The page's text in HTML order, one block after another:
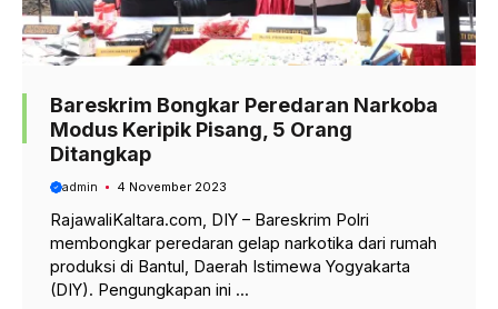
Bareskrim Bongkar Peredaran Narkoba
Modus Keripik Pisang, 5 Orang
Ditangkap
admin 4 November 2023
RajawaliKaltara.com, DIY – Bareskrim Polri
membongkar peredaran gelap narkotika dari rumah
produksi di Bantul, Daerah Istimewa Yogyakarta
(DIY). Pengungkapan ini ...